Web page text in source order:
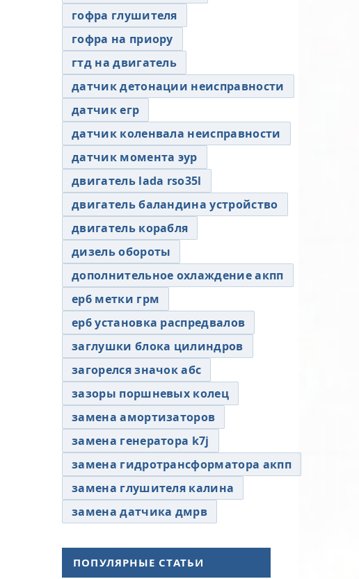
гофра глушителя
гофра на приору
гтд на двигатель
датчик детонации неисправности
датчик егр
датчик коленвала неисправности
датчик момента эур
двигатель lada rso35l
двигатель баландина устройство
двигатель корабля
дизель обороты
дополнительное охлаждение акпп
ер6 метки грм
ер6 установка распредвалов
заглушки блока цилиндров
загорелся значок абс
зазоры поршневых колец
замена амортизаторов
замена генератора k7j
замена гидротрансформатора акпп
замена глушителя калина
замена датчика дмрв
ПОПУЛЯРНЫЕ СТАТЬИ